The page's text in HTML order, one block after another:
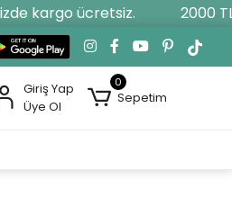
kargo ücretsiz. 2000
Giriş Yap
Üye Ol
0
Sepetim